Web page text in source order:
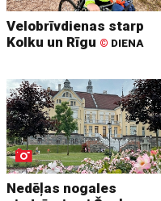
Velobrīvdienas starp
Kolku un Rīgu © DIENA
Nedēļas nogales